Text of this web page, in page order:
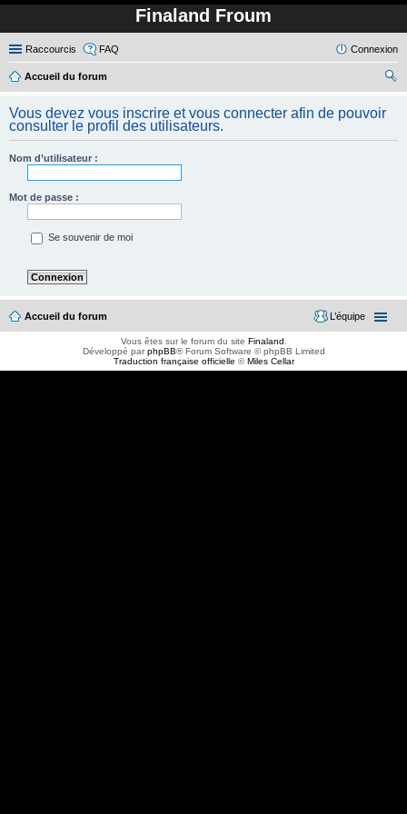
Finaland Froum
Raccourcis FAQ Connexion
Accueil du forum
her
ch
Vous devez vous inscrire et vous connecter afin de pouvoir
consulter le profil des utilisateurs.
Nom d’utilisateur :
Mot de passe :
Se souvenir de moi
Accueil du forum L’équipe
Vous êtes sur le forum du site Finaland
Développé parphpBB® Forum Software © phpBB Limited
Traduction française officielle ©Miles Cellar